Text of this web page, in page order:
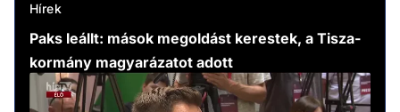
Hírek
Paks leállt: mások megoldást kerestek, a Tisza-
kormány magyarázatot adott